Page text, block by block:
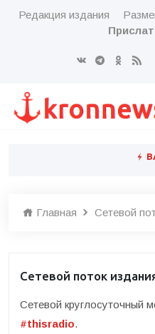
Редакция издания
Главная Сетевой
Сетевой поток
Сетевой круглосуточный
#thisradio.